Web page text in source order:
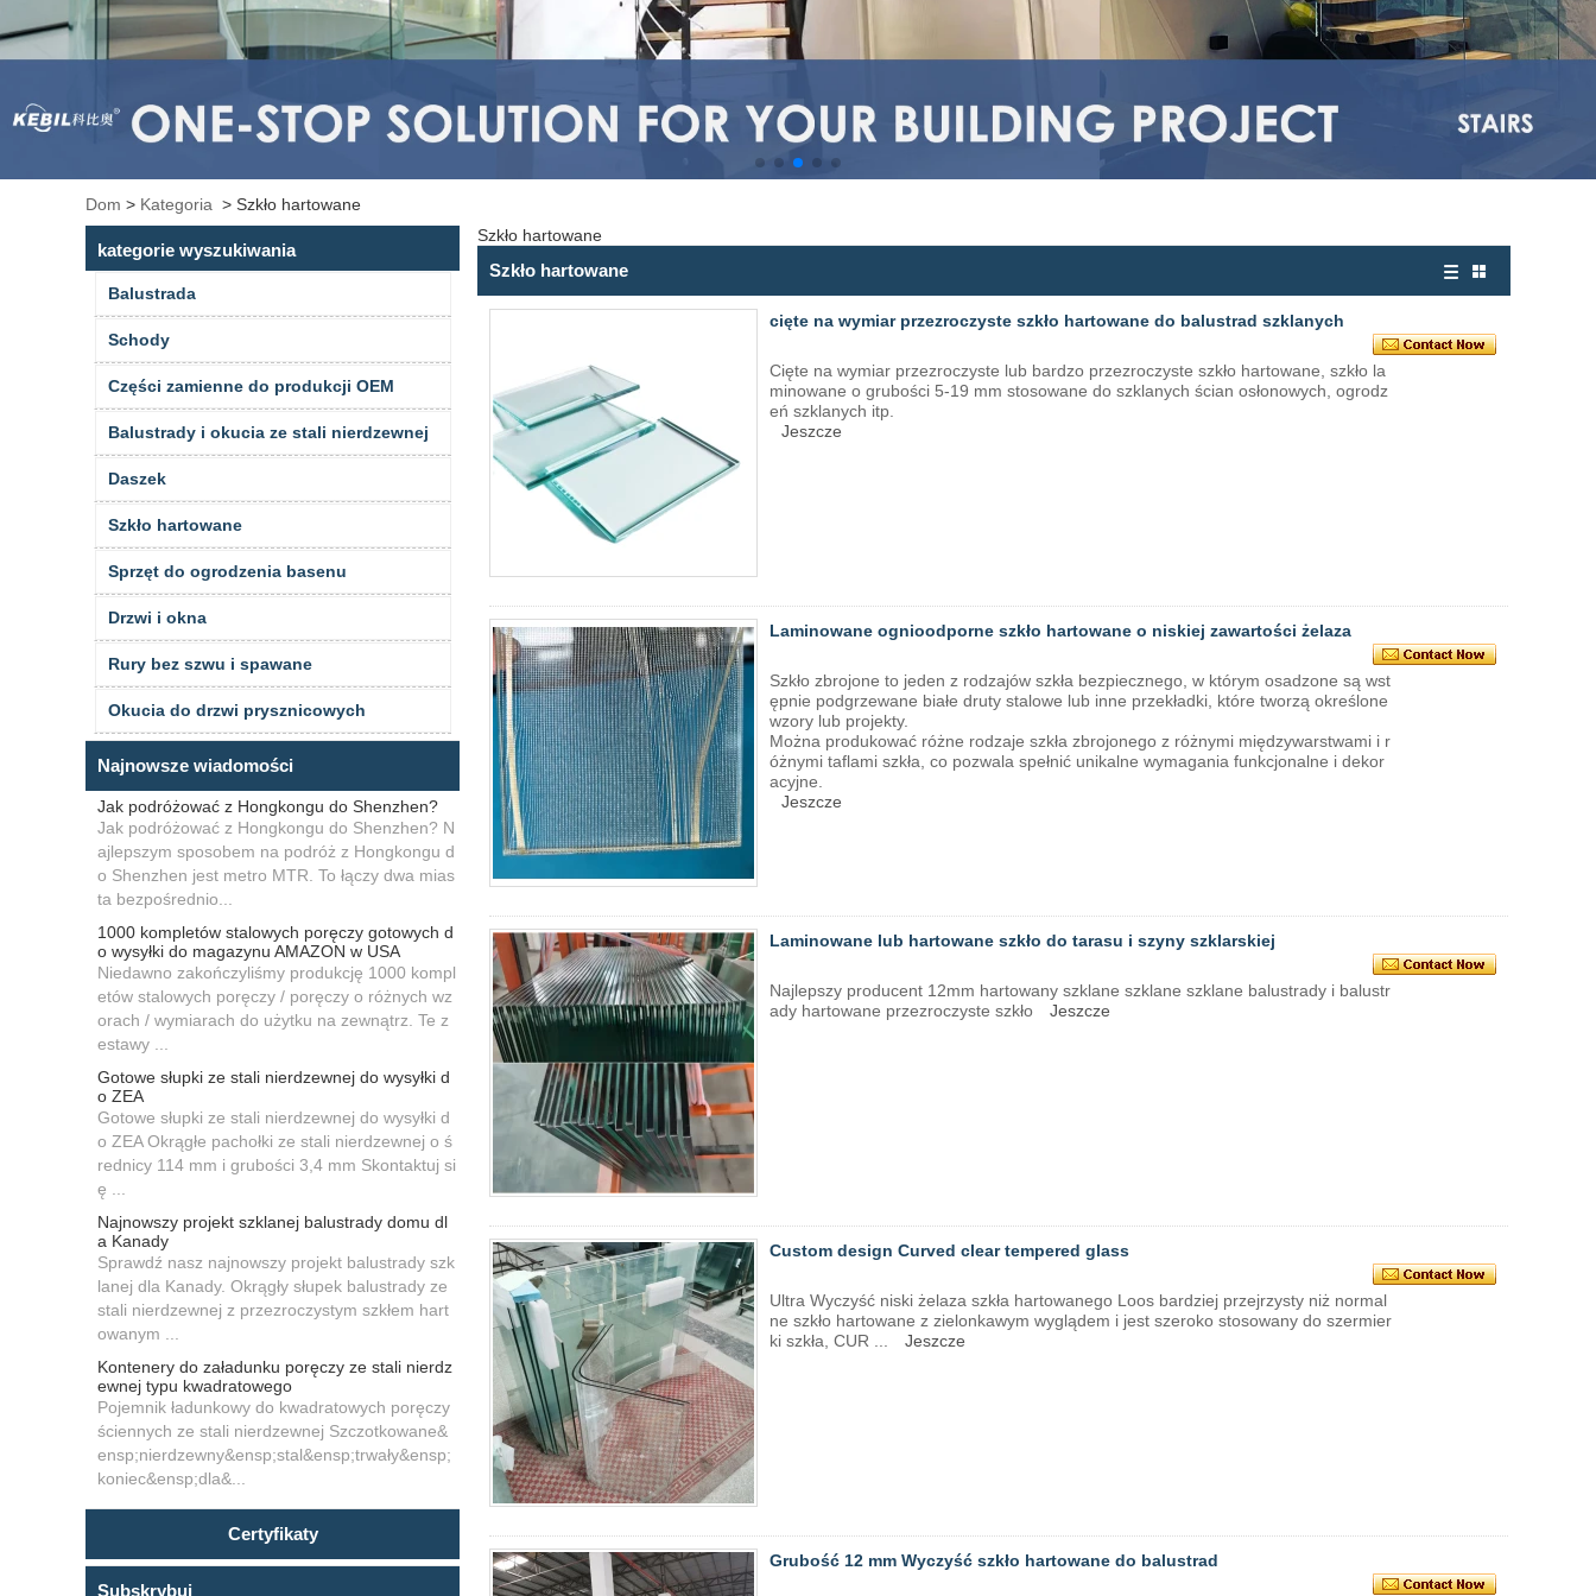
Dom > Kategoria > Szkło hartowane
kategorie wyszukiwania
Balustrada
Schody
Części zamienne do produkcji OEM
Balustrady i okucia ze stali nierdzewnej
Daszek
Szkło hartowane
Sprzęt do ogrodzenia basenu
Drzwi i okna
Rury bez szwu i spawane
Okucia do drzwi prysznicowych
Najnowsze wiadomości
Jak podróżować z Hongkongu do Shenzhen?
Jak podróżować z Hongkongu do Shenzhen? N
ajlepszym sposobem na podróż z Hongkongu d
o Shenzhen jest metro MTR. To łączy dwa mias
ta bezpośrednio...
1000 kompletów stalowych poręczy gotowych d
o wysyłki do magazynu AMAZON w USA
Niedawno zakończyliśmy produkcję 1000 kompl
etów stalowych poręczy / poręczy o różnych wz
orach / wymiarach do użytku na zewnątrz. Te z
estawy ...
Gotowe słupki ze stali nierdzewnej do wysyłki d
o ZEA
Gotowe słupki ze stali nierdzewnej do wysyłki d
o ZEA Okrągłe pachołki ze stali nierdzewnej o ś
rednicy 114 mm i grubości 3,4 mm Skontaktuj si
ę ...
Najnowszy projekt szklanej balustrady domu dl
a Kanady
Sprawdź nasz najnowszy projekt balustrady szk
lanej dla Kanady. Okrągły słupek balustrady ze
stali nierdzewnej z przezroczystym szkłem hart
owanym ...
Kontenery do załadunku poręczy ze stali nierdz
ewnej typu kwadratowego
Pojemnik ładunkowy do kwadratowych poręczy
ściennych ze stali nierdzewnej Szczotkowane&
ensp;nierdzewny&ensp;stal&ensp;trwały&ensp;
koniec&ensp;dla&...
Certyfikaty
Subskrybuj
Szkło hartowane
Szkło hartowane
cięte na wymiar przezroczyste szkło hartowane do balustrad szklanych
Cięte na wymiar przezroczyste lub bardzo przezroczyste szkło hartowane, szkło la
minowane o grubości 5-19 mm stosowane do szklanych ścian osłonowych, ogrodz
eń szklanych itp.
Jeszcze
Laminowane ognioodporne szkło hartowane o niskiej zawartości żelaza
Szkło zbrojone to jeden z rodzajów szkła bezpiecznego, w którym osadzone są wst
ępnie podgrzewane białe druty stalowe lub inne przekładki, które tworzą określone
wzory lub projekty.
Można produkować różne rodzaje szkła zbrojonego z różnymi międzywarstwami i r
óżnymi taflami szkła, co pozwala spełnić unikalne wymagania funkcjonalne i dekor
acyjne.
Jeszcze
Laminowane lub hartowane szkło do tarasu i szyny szklarskiej
Najlepszy producent 12mm hartowany szklane szklane szklane balustrady i balustr
ady hartowane przezroczyste szkło
Jeszcze
Custom design Curved clear tempered glass
Ultra Wyczyść niski żelaza szkła hartowanego Loos bardziej przejrzysty niż normal
ne szkło hartowane z zielonkawym wyglądem i jest szeroko stosowany do szermier
ki szkła, CUR ...
Jeszcze
Grubość 12 mm Wyczyść szkło hartowane do balustrad